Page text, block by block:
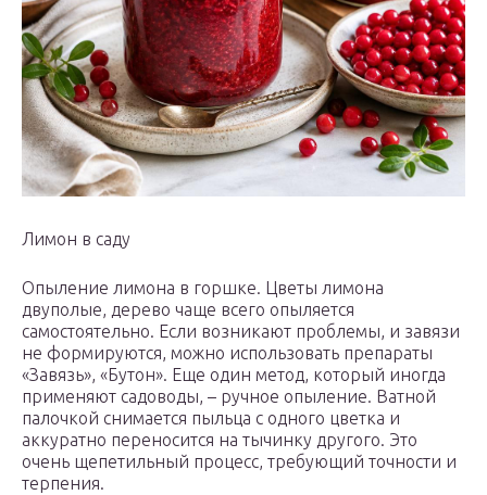
Лимон в саду
Опыление лимона в горшке. Цветы лимона
двуполые, дерево чаще всего опыляется
самостоятельно. Если возникают проблемы, и завязи
не формируются, можно использовать препараты
«Завязь», «Бутон». Еще один метод, который иногда
применяют садоводы, – ручное опыление. Ватной
палочкой снимается пыльца с одного цветка и
аккуратно переносится на тычинку другого. Это
очень щепетильный процесс, требующий точности и
терпения.